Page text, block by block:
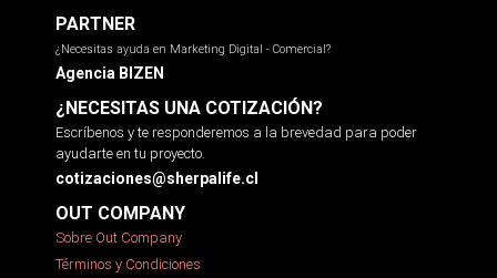
PARTNER
¿Necesitas ayuda en Marketing Digital - Comercial?
Agencia BIZEN
¿NECESITAS UNA COTIZACIÓN?
Escríbenos y te responderemos a la brevedad para poder
ayudarte en tu proyecto.
cotizaciones@sherpalife.cl
OUT COMPANY
Sobre Out Company
Términos y Condiciones